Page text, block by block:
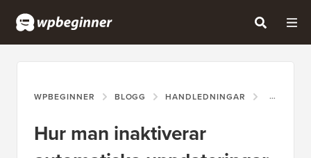
WPBEGINNER BLOGG HANDLEDNINGAR HUR
Hur man inaktiverar